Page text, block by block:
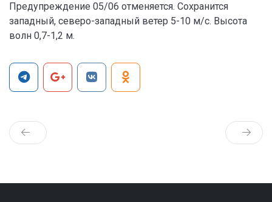
Предупреждение 05/06 отменяется. Сохранится
западный, северо-западный ветер 5-10 м/с. Высота
волн 0,7-1,2 м.